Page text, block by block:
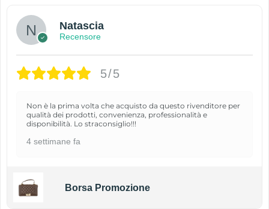
Natascia
Recensore
5/5
Non è la prima volta che acquisto da questo rivenditore per
qualità dei prodotti, convenienza, professionalità e
disponibilità. Lo straconsiglio!!!
4 settimane fa
Borsa Promozione